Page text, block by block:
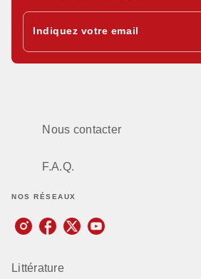
Indiquez votre email
Nous contacter
F.A.Q.
NOS RÉSEAUX
Littérature